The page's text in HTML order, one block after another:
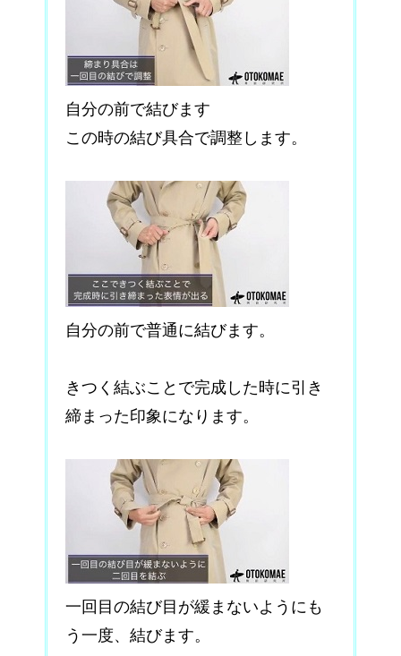
自分の前で結びます
この時の結び具合で調整します。
自分の前で普通に結びます。
きつく結ぶことで完成した時に引き
締まった印象になります。
一回目の結び目が緩まないようにも
う一度、結びます。